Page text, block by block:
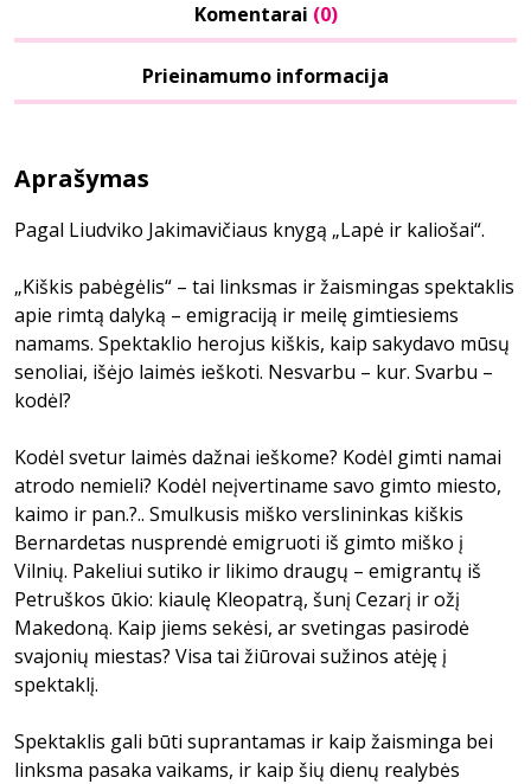
Komentarai (0)
Prieinamumo informacija
Aprašymas
Pagal Liudviko Jakimavičiaus knygą „Lapė ir kaliošai“.
„Kiškis pabėgėlis“ – tai linksmas ir žaismingas spektaklis
apie rimtą dalyką – emigraciją ir meilę gimtiesiems
namams. Spektaklio herojus kiškis, kaip sakydavo mūsų
senoliai, išėjo laimės ieškoti. Nesvarbu – kur. Svarbu –
kodėl?
Kodėl svetur laimės dažnai ieškome? Kodėl gimti namai
atrodo nemieli? Kodėl neįvertiname savo gimto miesto,
kaimo ir pan.?.. Smulkusis miško verslininkas kiškis
Bernardetas nusprendė emigruoti iš gimto miško į
Vilnių. Pakeliui sutiko ir likimo draugų – emigrantų iš
Petruškos ūkio: kiaulę Kleopatrą, šunį Cezarį ir ožį
Makedoną. Kaip jiems sekėsi, ar svetingas pasirodė
svajonių miestas? Visa tai žiūrovai sužinos atėję į
spektaklį.
Spektaklis gali būti suprantamas ir kaip žaisminga bei
linksma pasaka vaikams, ir kaip šių dienų realybės